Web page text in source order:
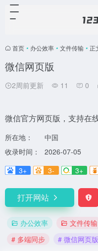
首页 • 办公效率 • 文件传输 • 正
微信网页版
2周前更新 11 0
微信官方网页版，支持在
所在地：
中国
收录时间：
2026-07-05
3+
3- 3+
打开网站
办公效率 文件传输
# 多端同步
# 微信网页版